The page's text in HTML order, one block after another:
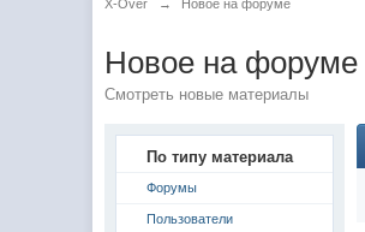
X-Over → Новое на форуме
Новое на форуме
Смотреть новые материалы
По типу материала
Форумы
Пользователи